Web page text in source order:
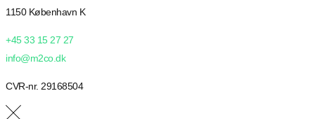
1150 København K
+45 33 15 27 27
info@m2co.dk
CVR-nr. 29168504